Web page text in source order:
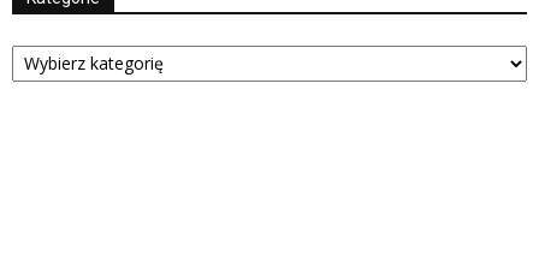
Kategorie